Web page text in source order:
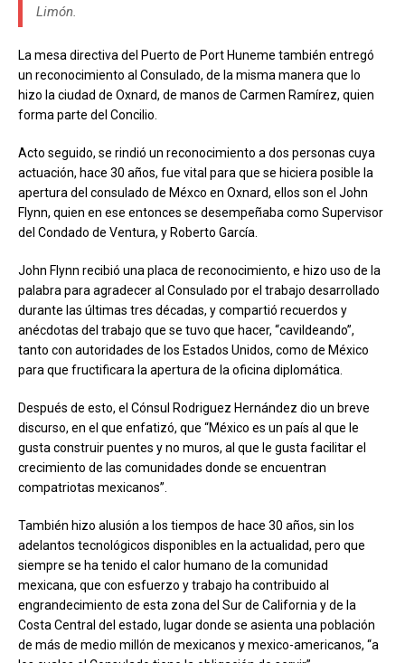
Limón.
La mesa directiva del Puerto de Port Huneme también entregó
un reconocimiento al Consulado, de la misma manera que lo
hizo la ciudad de Oxnard, de manos de Carmen Ramírez, quien
forma parte del Concilio.
Acto seguido, se rindió un reconocimiento a dos personas cuya
actuación, hace 30 años, fue vital para que se hiciera posible la
apertura del consulado de Méxco en Oxnard, ellos son el John
Flynn, quien en ese entonces se desempeñaba como Supervisor
del Condado de Ventura, y Roberto García.
John Flynn recibió una placa de reconocimiento, e hizo uso de la
palabra para agradecer al Consulado por el trabajo desarrollado
durante las últimas tres décadas, y compartió recuerdos y
anécdotas del trabajo que se tuvo que hacer, “cavildeando”,
tanto con autoridades de los Estados Unidos, como de México
para que fructificara la apertura de la oficina diplomática.
Después de esto, el Cónsul Rodriguez Hernández dio un breve
discurso, en el que enfatizó, que “México es un país al que le
gusta construir puentes y no muros, al que le gusta facilitar el
crecimiento de las comunidades donde se encuentran
compatriotas mexicanos”.
También hizo alusión a los tiempos de hace 30 años, sin los
adelantos tecnológicos disponibles en la actualidad, pero que
siempre se ha tenido el calor humano de la comunidad
mexicana, que con esfuerzo y trabajo ha contribuido al
engrandecimiento de esta zona del Sur de California y de la
Costa Central del estado, lugar donde se asienta una población
de más de medio millón de mexicanos y mexico-americanos, “a